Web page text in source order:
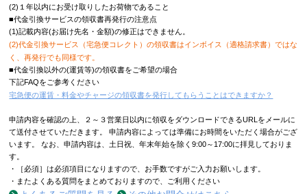
(2)１年以内にお受け取りしたお荷物であること
■代金引換サービスの領収書再発行の注意点
(1)記載内容(お届け先名・金額)の修正はできません。
(2)代金引換サービス（宅急便コレクト）の領収書はインボイス（適格請求書）ではな
く、再発行でも同様です。
■代金引換以外の(運賃等)の領収書をご希望の場合
下記FAQをご参考ください
宅急便の運賃・料金やチャージの領収書を発行してもらうことはできますか？
申請内容を確認の上、２～３営業日以内に領収をダウンロードできるURLをメールに
て送付させていただきます。 申請内容によっては準備にお時間をいただく場合がござ
います。 なお、申請内容は、土日祝、年末年始を除く9:00～17:00に拝見しておりま
す。
・［必須］は必須項目になりますので、お手数ですがご入力お願いします。
・またよくある質問をまとめておりますので、ご利用ください